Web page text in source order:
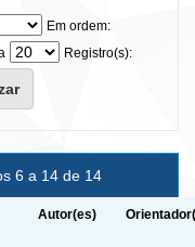
Em ordem:
Registro(s):
6 a 14 de 14
Autor(es)